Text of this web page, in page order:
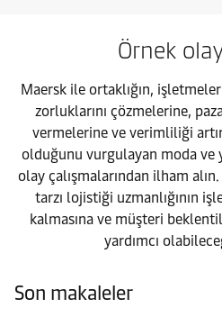
Örnek
Maersk ile ortaklığın,
zorluklarını çözmelerine,
vermelerine ve verimliliği
olduğunu vurgulayan moda ve
olay çalışmalarından ilham
tarzı lojistiği uzmanlığının
kalmasına ve müşteri
yardımcı
Son makaleler